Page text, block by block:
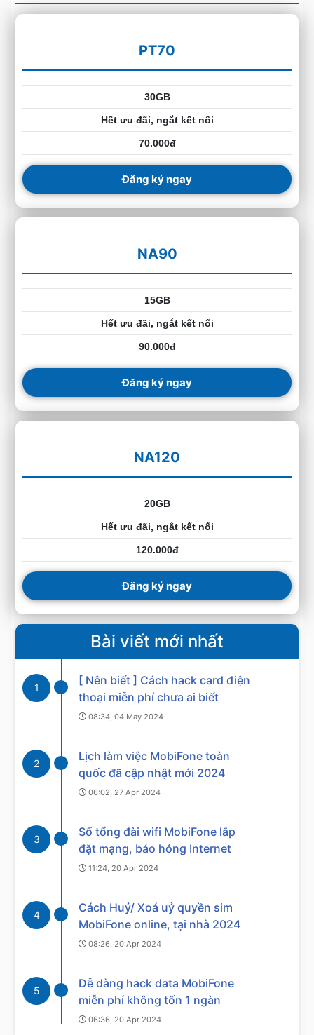
PT70
30GB
Hết ưu đãi, ngắt kết nối
70.000đ
Đăng ký ngay
NA90
15GB
Hết ưu đãi, ngắt kết nối
90.000đ
Đăng ký ngay
NA120
20GB
Hết ưu đãi, ngắt kết nối
120.000đ
Đăng ký ngay
Bài viết mới nhất
1
[ Nên biết ] Cách hack card điện
thoại miễn phí chưa ai biết
08:34, 04 May 2024
2
Lịch làm việc MobiFone toàn
quốc đã cập nhật mới 2024
06:02, 27 Apr 2024
3
Số tổng đài wifi MobiFone lắp
đặt mạng, báo hỏng Internet
11:24, 20 Apr 2024
4
Cách Huỷ/ Xoá uỷ quyền sim
MobiFone online, tại nhà 2024
08:26, 20 Apr 2024
5
Dễ dàng hack data MobiFone
miễn phí không tốn 1 ngàn
06:36, 20 Apr 2024